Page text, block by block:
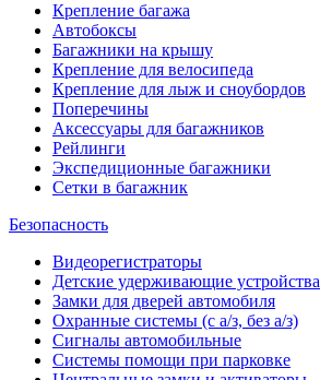
Крепление багажа
Автобоксы
Багажники на крышу
Крепление для велосипеда
Крепление для лыж и сноубордов
Поперечины
Аксессуары для багажников
Рейлинги
Экспедиционные багажники
Сетки в багажник
Безопасность
Видеорегистраторы
Детские удерживающие устройства
Замки для дверей автомобиля
Охранные системы (с а/з, без а/з)
Сигналы автомобильные
Системы помощи при парковке